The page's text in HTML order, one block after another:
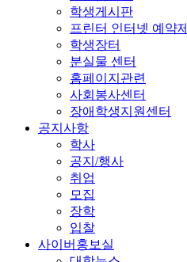
학생게시판
프린터 인터넷 예약제
학생장터
분실물 센터
홈페이지관련
사회봉사센터
장애학생지원센터
공지사항
학사
공지/행사
취업
모집
장학
입찰
사이버홍보실